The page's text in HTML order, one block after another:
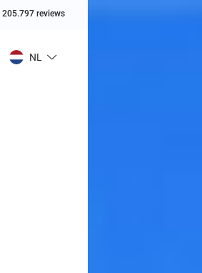
205.797 reviews
NL